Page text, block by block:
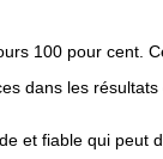
100 pour cent.
dans les résultats
et fiable qui peut